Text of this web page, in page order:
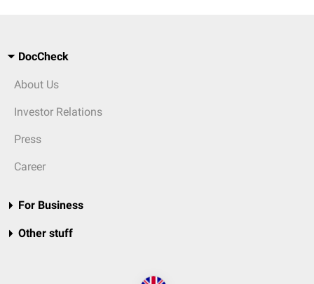
DocCheck
About Us
Investor Relations
Press
Career
For Business
Other stuff